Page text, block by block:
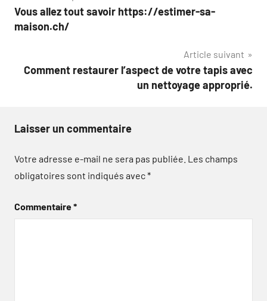
de
Vous allez tout savoir https://estimer-sa-
maison.ch/
Article suivant
Comment restaurer l’aspect de votre tapis avec
un nettoyage approprié.
Laisser un commentaire
Votre adresse e-mail ne sera pas publiée. Les champs
obligatoires sont indiqués avec*
Commentaire*